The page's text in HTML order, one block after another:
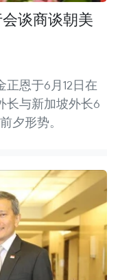
谈商谈朝美
恩于6月12日在
长与新加坡外长6
夕形势。